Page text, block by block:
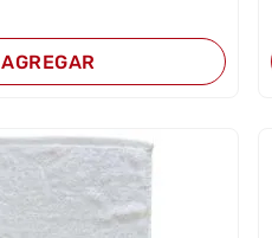
AGREGAR